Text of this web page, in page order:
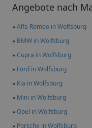
Angebote nach
»Alfa Romeo in Wolfsburg
» BMW in Wolfsburg
»Cupra in Wolfsburg
» Ford in Wolfsburg
» Kia in Wolfsburg
» Mini in Wolfsburg
»Opel in Wolfsburg
» Porsche in Wolfsburg